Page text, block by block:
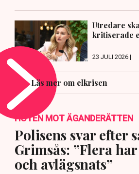
Utredare
kritiserade
23 JULI 2026 |
Läs mer om elkrisen
HOTEN MOT ÄGANDERÄTTEN
Polisens svar efter
Grimsås: ”Flera
och avlägsnats”